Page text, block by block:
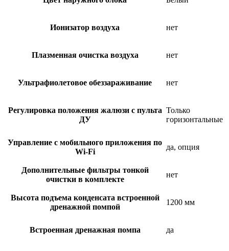
Ионизатор воздуха нет
Плазменная очистка воздуха нет
Ультрафиолетовое обеззараживание нет
Регулировка положения жалюзи с пульта
ДУ
Только
горизонтальные
Управление c мобильного приложения по
Wi-Fi
да, опция
Дополнительные фильтры тонкой
очистки в комплекте
нет
Высота подъема конденсата встроенной
дренажной помпой
1200 мм
Встроенная дренажная помпа да